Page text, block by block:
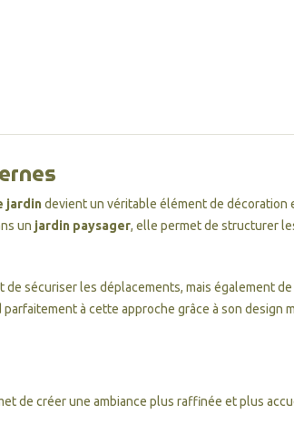
jardindevient un véritable élément de décoration
un jardin paysager, elle permet de structurer
sécuriser les déplacements, mais également
à cette approche grâce à son design
de créer une ambiance plus raffinée et plus